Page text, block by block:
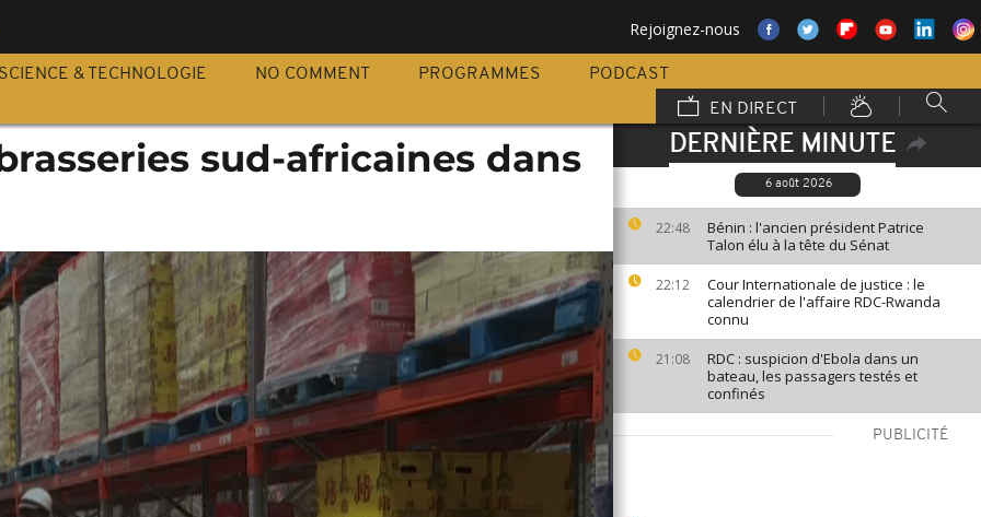
Rejoignez-nous
SCIENCE & TECHNOLOGIE NO COMMENT PROGRAMMES
PODCAST
EN DIRECT
DERNIÈRE MINUTE
6 août 2026
22:48
Bénin : l'ancien président Patrice
Talon élu à la tête du Sénat
22:12
Cour Internationale de justice : le
calendrier de l'affaire RDC-Rwanda
connu
21:08
RDC : suspicion d'Ebola dans un
bateau, les passagers testés et
confinés
PUBLICITÉ
sud-africaines dans